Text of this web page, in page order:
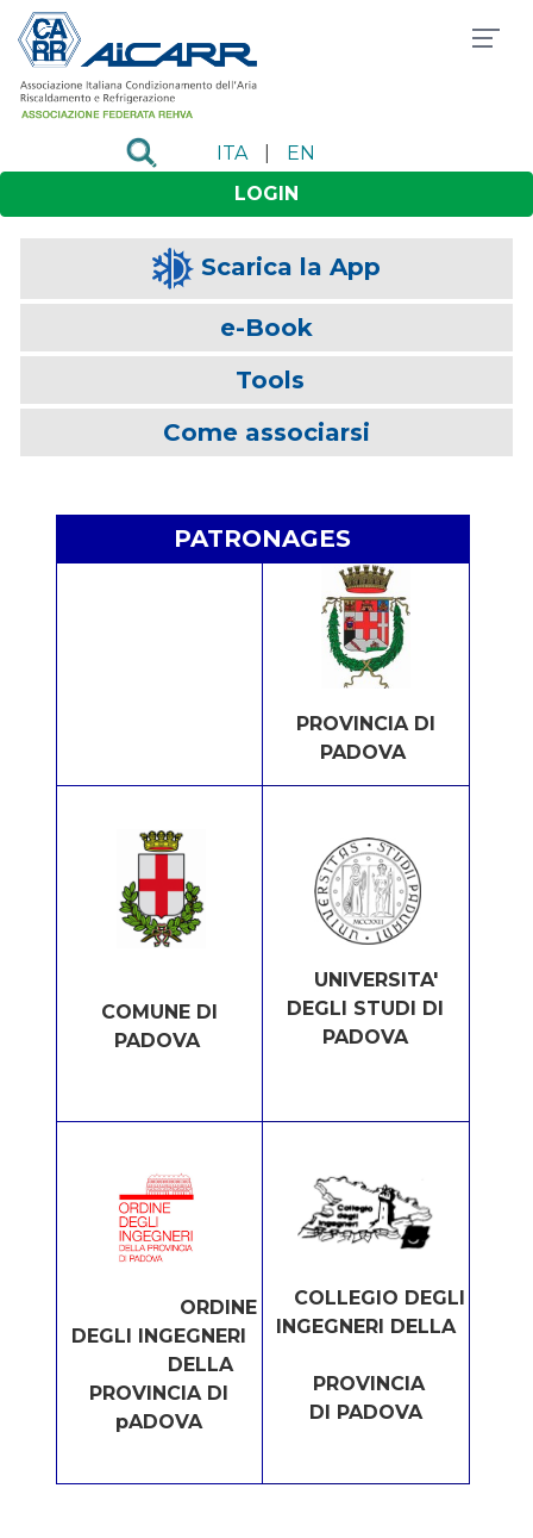
ITA
EN
LOGIN
Scarica la App
e-Book
Tools
Come associarsi
PATRONAGES
PROVINCIA DI
PADOVA
COMUNE DI
PADOVA
UNIVERSITA'
DEGLI STUDI DI
PADOVA
ORDINE
DEGLI INGEGNERI
DELLA
PROVINCIA DI
pADOVA
COLLEGIO DEGLI
INGEGNERI DELLA
PROVINCIA
DI PADOVA